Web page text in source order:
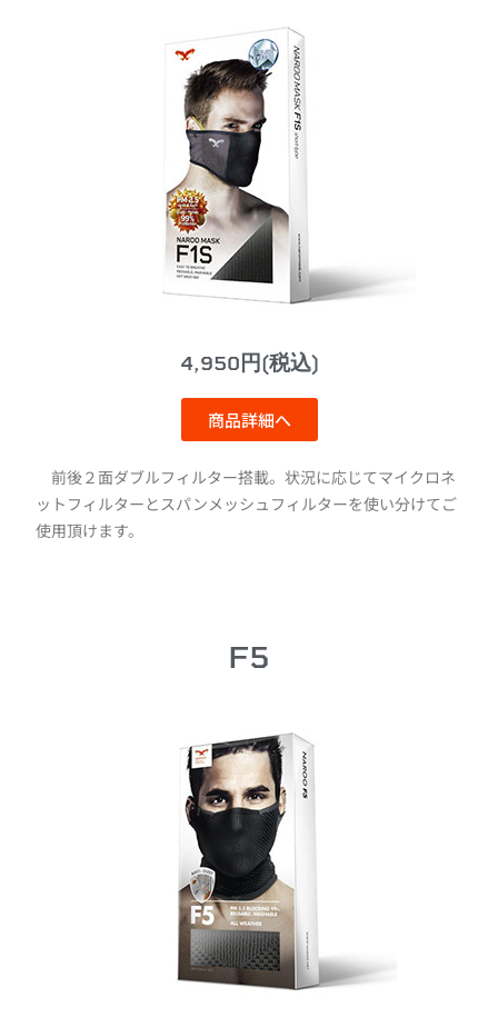
4,950円(税込)
商品詳細へ
前後２面ダブルフィルター搭載。状況に応じてマイクロネ
ットフィルターとスパンメッシュフィルターを使い分けてご
使用頂けます。
F5